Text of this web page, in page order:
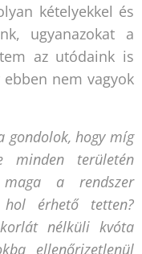
kételyekkel és
ugyanazokat a
az utódaink is
nem vagyok
gondolok, hogy míg
minden területén
a rendszer
érhető tetten?
nélküli kvóta
ellenőrizetlenül